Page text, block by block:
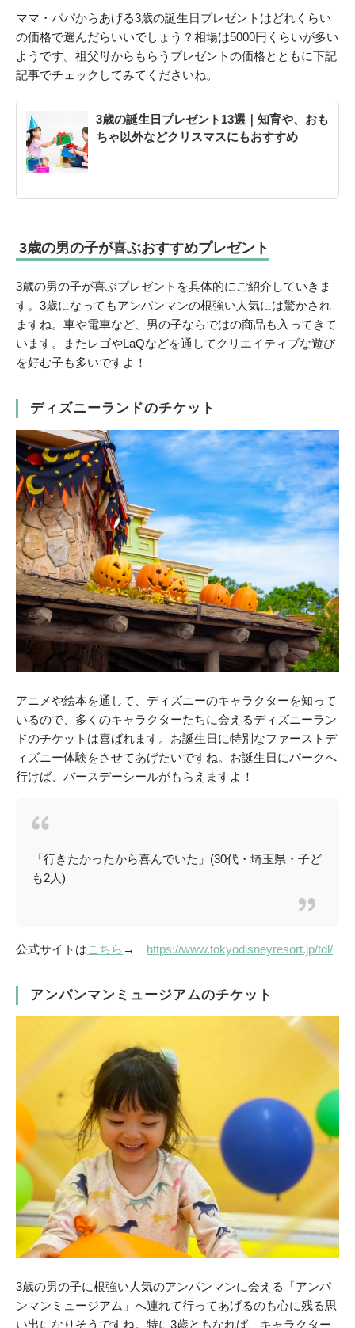
ママ・パパからあげる3歳の誕生日プレゼントはどれくらい
の価格で選んだらいいでしょう？相場は5000円くらいが多い
ようです。祖父母からもらうプレゼントの価格とともに下記
記事でチェックしてみてくださいね。
3歳の誕生日プレゼント13選｜知育や、おも
ちゃ以外などクリスマスにもおすすめ
3歳の男の子が喜ぶおすすめプレゼント
3歳の男の子が喜ぶプレゼントを具体的にご紹介していきま
す。3歳になってもアンパンマンの根強い人気には驚かされ
ますね。車や電車など、男の子ならではの商品も入ってきて
います。またレゴやLaQなどを通してクリエイティブな遊び
を好む子も多いですよ！
ディズニーランドのチケット
アニメや絵本を通して、ディズニーのキャラクターを知って
いるので、多くのキャラクターたちに会えるディズニーラン
ドのチケットは喜ばれます。お誕生日に特別なファーストデ
ィズニー体験をさせてあげたいですね。お誕生日にパークへ
行けば、バースデーシールがもらえますよ！
「行きたかったから喜んでいた」(30代・埼玉県・子ど
も2人)
公式サイトはこちら → https://www.tokyodisneyresort.jp/tdl/
アンパンマンミュージアムのチケット
3歳の男の子に根強い人気のアンパンマンに会える「アンパ
ンマンミュージアム」へ連れて行ってあげるのも心に残る思
い出になりそうですね。特に3歳ともなれば、キャラクター